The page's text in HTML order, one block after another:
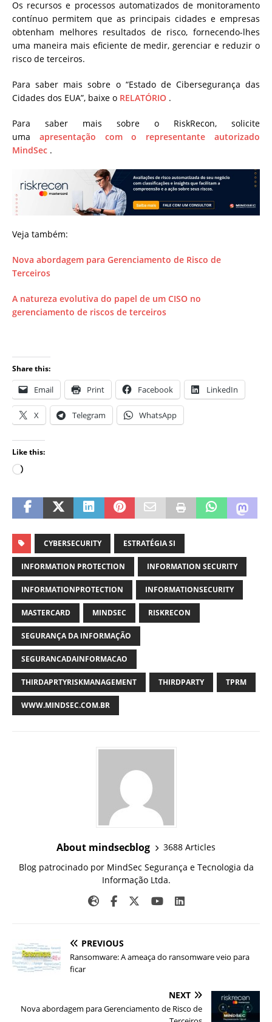
Os recursos e processos automatizados de monitoramento
contínuo permitem que as principais cidades e empresas
obtenham melhores resultados de risco, fornecendo-lhes
uma maneira mais eficiente de medir, gerenciar e reduzir o
risco de terceiros.
Para saber mais sobre o “Estado de Cibersegurança das
Cidades dos EUA”, baixe o RELATÓRIO .
Para saber mais sobre o RiskRecon, solicite
uma apresentação com o representante autorizado
MindSec .
Veja também:
Nova abordagem para Gerenciamento de Risco de
Terceiros
A natureza evolutiva do papel de um CISO no
gerenciamento de riscos de terceiros
Share this:
Email Print Facebook LinkedIn
X Telegram WhatsApp
Like this:
CYBERSECURITY ESTRATÉGIA SI
INFORMATION PROTECTION INFORMATION SECURITY
INFORMATIONPROTECTION INFORMATIONSECURITY
MASTERCARD MINDSEC RISKRECON
SEGURANÇA DA INFORMAÇÃO
SEGURANCADAINFORMACAO
THIRDAPRTYRISKMANAGEMENT THIRDPARTY TPRM
WWW.MINDSEC.COM.BR
About mindsecblog
3688 Articles
Blog patrocinado por MindSec Segurança e Tecnologia da
Informação Ltda.
PREVIOUS
Ransomware: A ameaça do ransomware veio para
ficar
NEXT
Nova abordagem para Gerenciamento de Risco de